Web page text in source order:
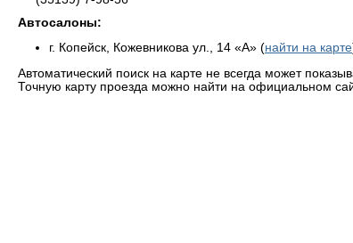
Автосалоны:
г. Копейск, Кожевникова ул., 14 «А» (найти на карте
Автоматический поиск на карте не всегда может
Точную карту проезда можно найти на официальном